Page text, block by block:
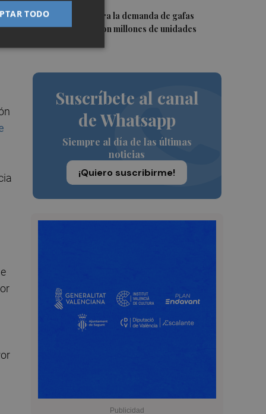
5El eclipse dispara la demanda de gafas
homologadas con millones de unidades
Suscríbete al canal
de Whatsapp
Siempre al día de las últimas
noticias
¡Quiero suscribirme!
TODO